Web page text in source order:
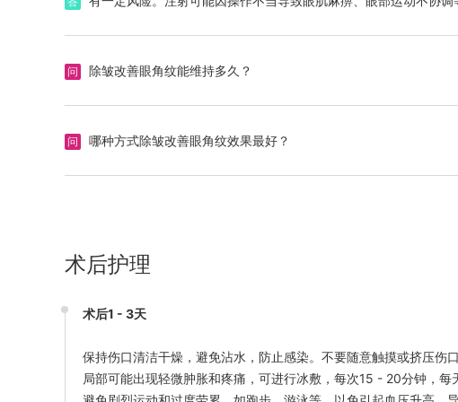
问 除皱改善眼角纹能维持多久？
玻尿酸填充效果可持续6 - 12个月；激光治疗效果可维持数月至
问 哪种方式除皱改善眼角纹效果最好？
需根据眼角纹类型选择。动态皱纹（做表情时出现）适合注射，
术后护理
术后1 - 3天
保持伤口清洁干燥，避免沾水，防止感染。不要随意触摸或挤压伤
局部可能出现轻微肿胀和疼痛，可进行冰敷，每次15 - 20分钟，每